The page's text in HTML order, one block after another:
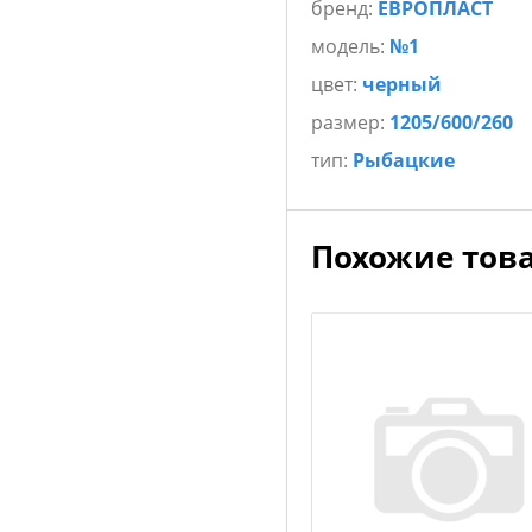
бренд: ЕВРОПЛАСТ
модель: №1
цвет: черный
размер: 1205/600/260
тип: Рыбацкие
Похожие